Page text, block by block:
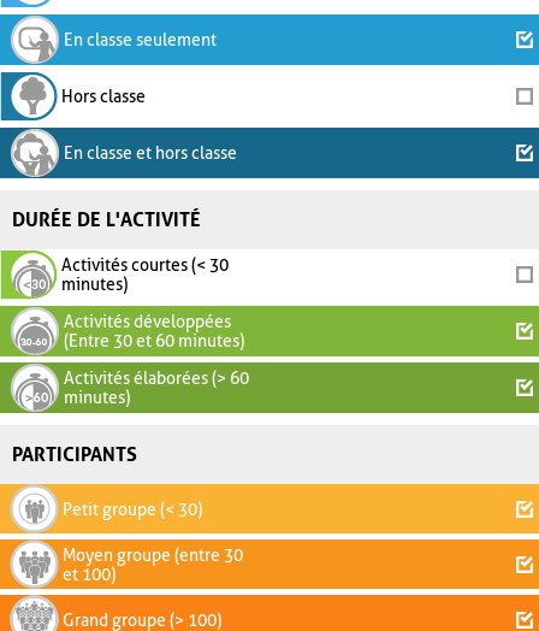
En classe seulement
Hors classe
En classe et hors classe
DURÉE DE L'ACTIVITÉ
Activités courtes (< 30
minutes)
Activités développées
(Entre 30 et 60 minutes)
Activités élaborées (> 60
minutes)
PARTICIPANTS
Petit groupe (< 30)
Moyen groupe (entre 30
et 100)
Grand groupe (> 100)